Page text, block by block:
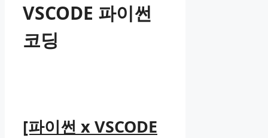
VSCODE 파이썬
코딩
[파이썬 x VSCODE